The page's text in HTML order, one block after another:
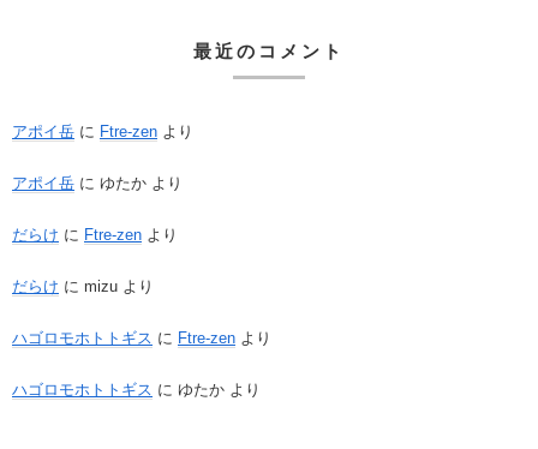
最近のコメント
アポイ岳 に Ftre-zen より
アポイ岳 に ゆたか より
だらけ に Ftre-zen より
だらけ に mizu より
ハゴロモホトトギス に Ftre-zen より
ハゴロモホトトギス に ゆたか より